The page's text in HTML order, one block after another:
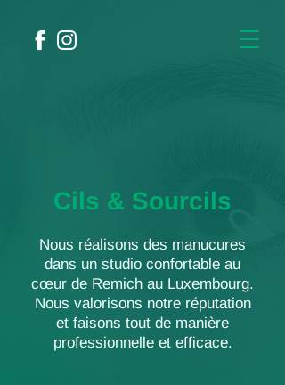
Cils & Sourcils
Nous réalisons des manucures
dans un studio confortable au
cœur de Remich au Luxembourg.
Nous valorisons notre réputation
et faisons tout de manière
professionnelle et efficace.